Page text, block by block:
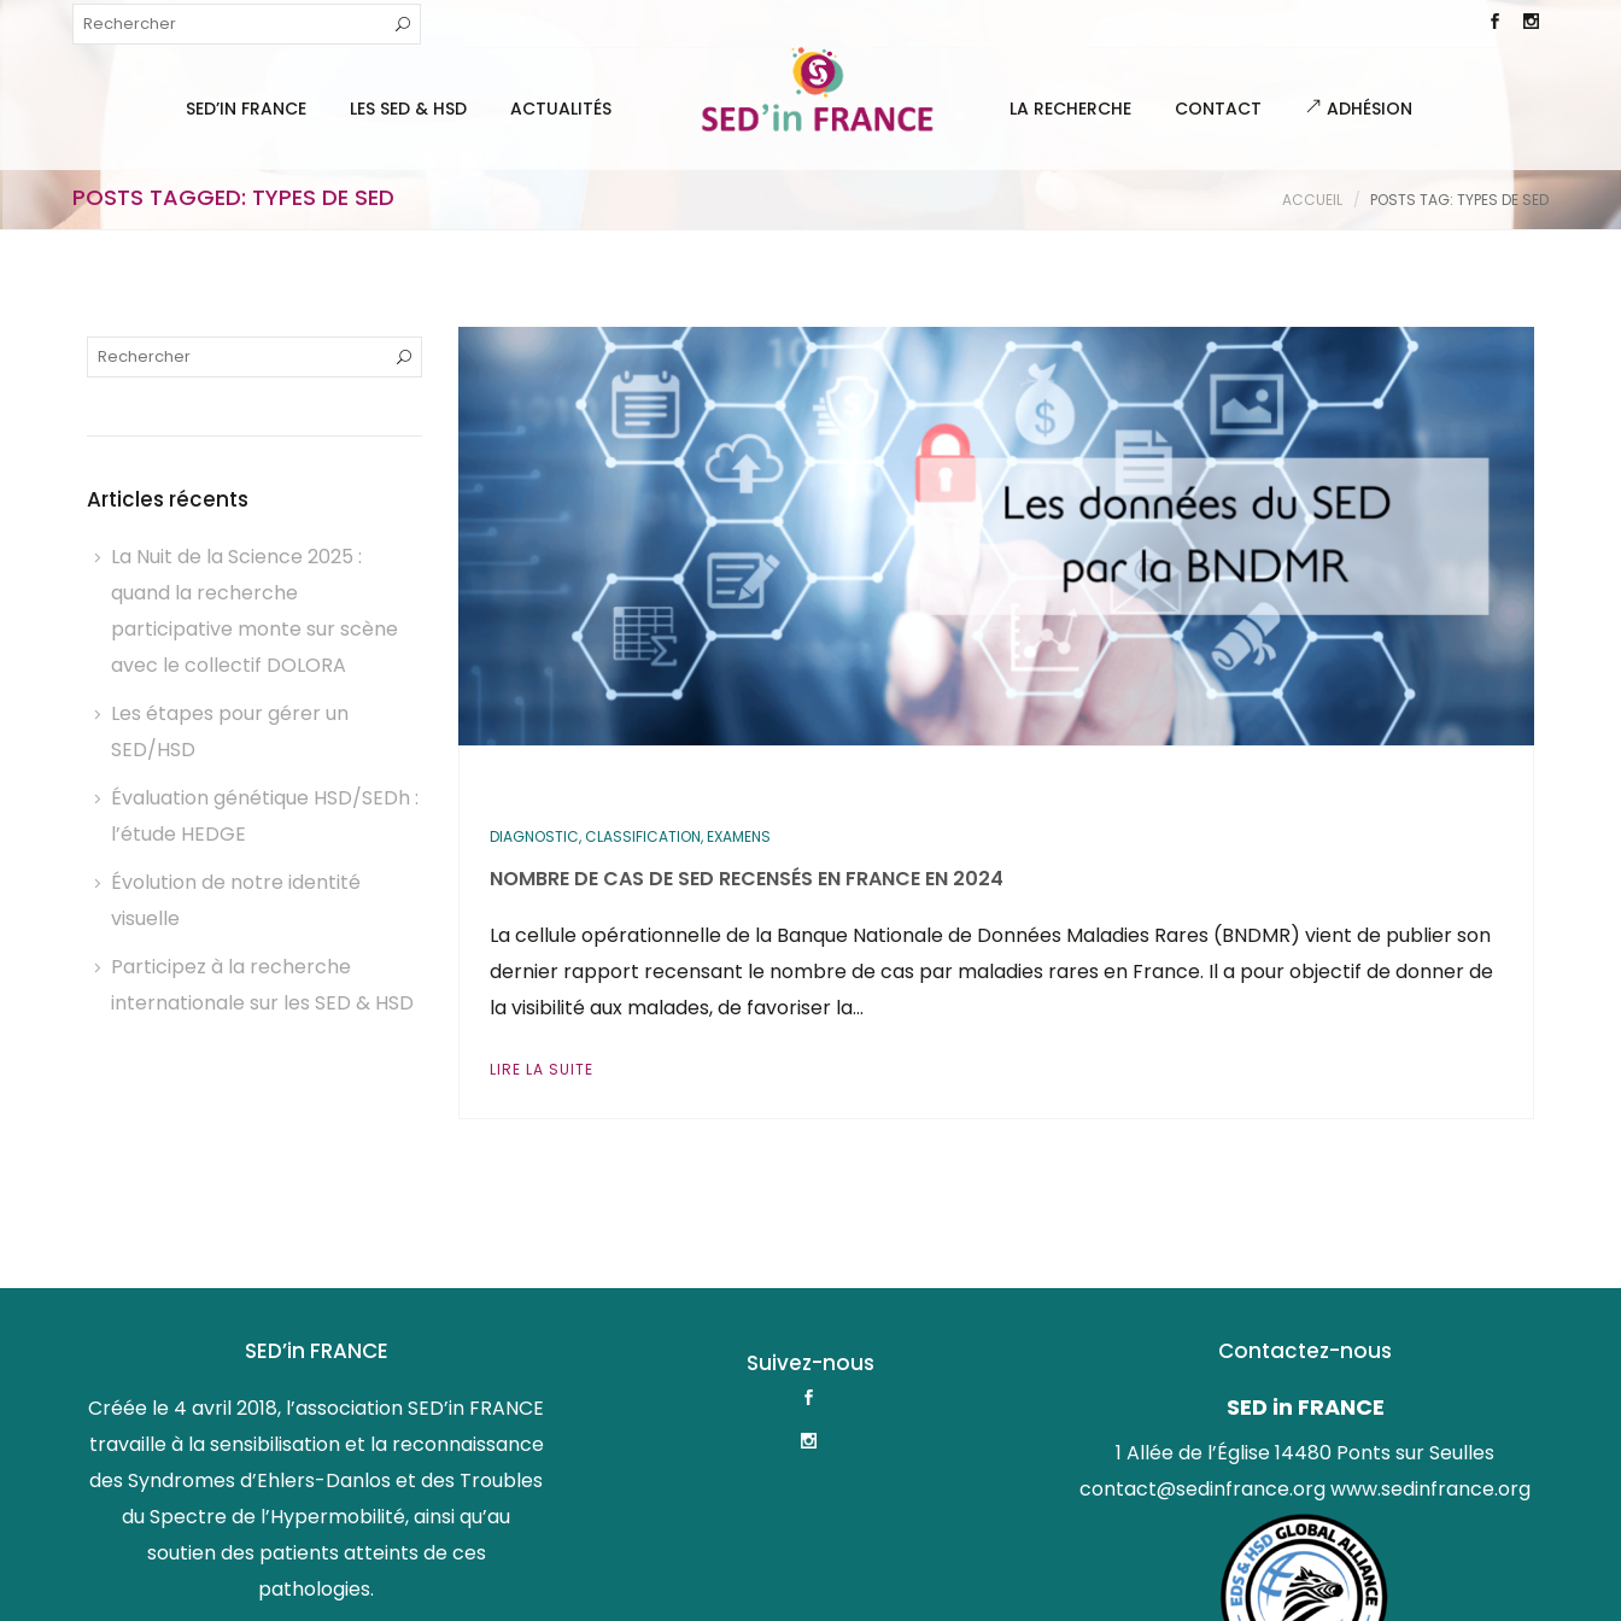
SED’IN FRANCE LES SED & HSD ACTUALITÉS LA RECHERCHE CONTACT ADHÉSION
POSTS TAGGED: TYPES DE SED ACCUEIL POSTS TAG: TYPES DE SED
DIAGNOSTIC, CLASSIFICATION, EXAMENS
NOMBRE DE CAS DE SED RECENSÉS EN FRANCE EN 2024
La cellule opérationnelle de la Banque Nationale de Données Maladies Rares (BNDMR) vient de publier son
dernier rapport recensant le nombre de cas par maladies rares en France. Il a pour objectif de donner de
la visibilité aux malades, de favoriser la…
LIRE LA SUITE
Articles récents
La Nuit de la Science 2025 :
quand la recherche
participative monte sur scène
avec le collectif DOLORA
Les étapes pour gérer un
SED/HSD
Évaluation génétique HSD/SEDh :
l’étude HEDGE
Évolution de notre identité
visuelle
Participez à la recherche
internationale sur les SED & HSD
SED’in FRANCE
Créée le 4 avril 2018, l’association SED’in FRANCE
travaille à la sensibilisation et la reconnaissance
des Syndromes d’Ehlers-Danlos et des Troubles
du Spectre de l’Hypermobilité, ainsi qu’au
soutien des patients atteints de ces
pathologies.
Suivez-nous Contactez-nous
SED in FRANCE
1 Allée de l’Église 14480 Ponts sur Seulles
contact@sedinfrance.orgwww.sedinfrance.org